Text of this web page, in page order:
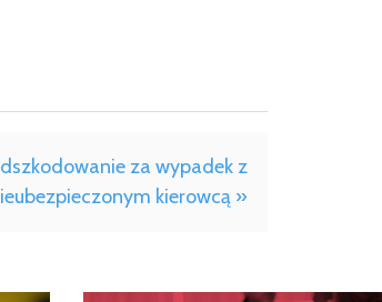
za wypadek z
kierowcą »